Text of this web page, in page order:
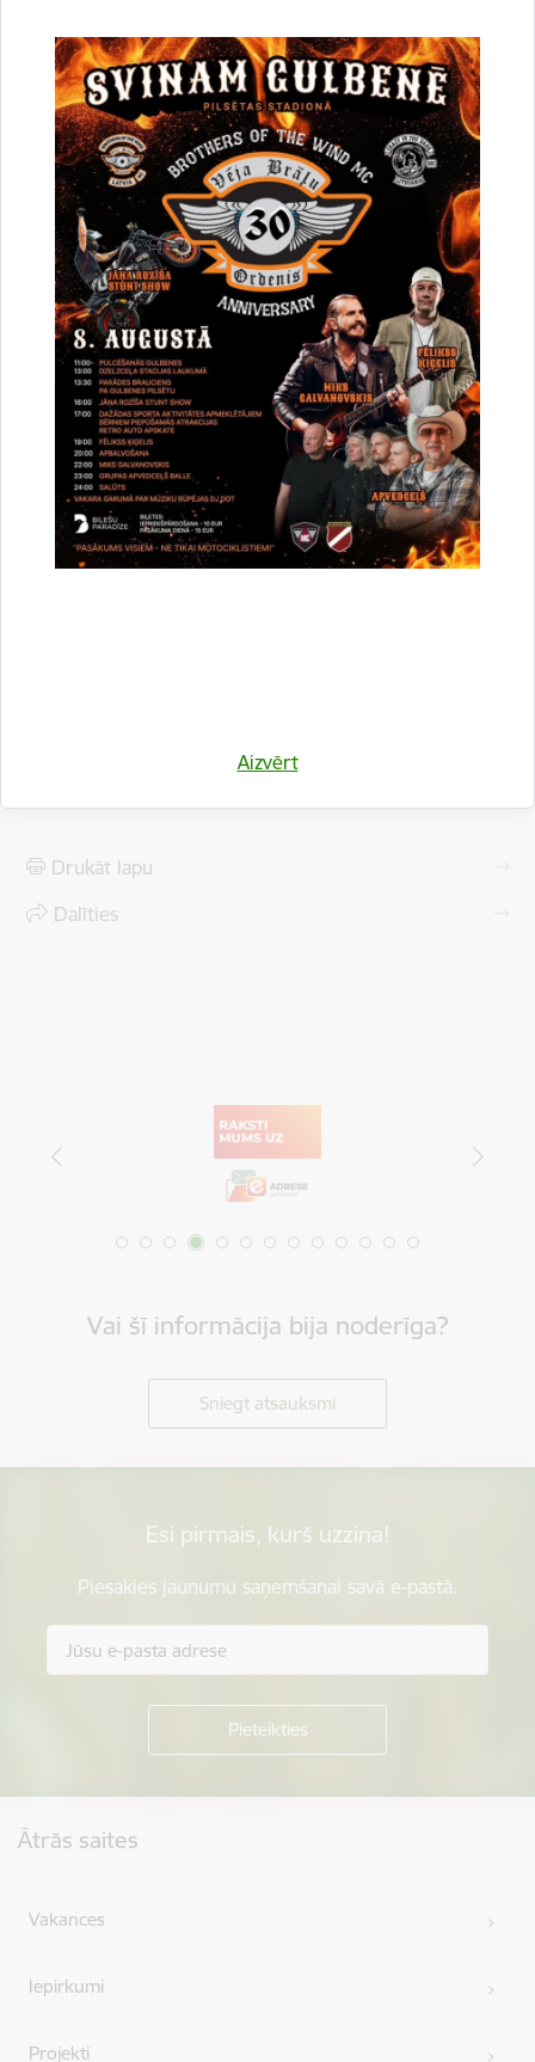
Aizvērt
kapsētas apsaimniekotājs apseko nekoptās kapavietas,…
Pašvaldība informē Kapavietu uzturēšana
Par nekopto kapavietu pārņemšanu pašvaldības
valdījumā 2024. gadā
Drukāt lapu
Dalīties
Vai šī informācija bija noderīga?
Sniegt atsauksmi
Esi pirmais, kurš uzzina!
Piesakies jaunumu saņemšanai savā e-pastā.
Ātrās saites
Vakances
Iepirkumi
Projekti